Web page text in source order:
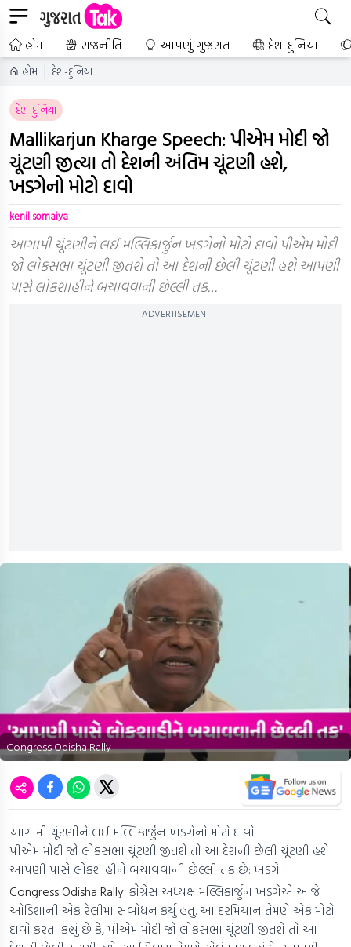
હોમ રાજનીતિ આપણું ગુજરાત દેશ-દુનિયા
હોમ દેશ-દુનિયા
દેશ-દુનિયા
Mallikarjun Kharge Speech: પીએમ મોદી જો
ચૂંટણી જીત્યા તો દેશની અંતિમ ચૂંટણી હશે,
ખડગેનો મોટો દાવો
kenil somaiya
આગામી ચૂંટણીને લઈ મલ્લિકાર્જુન ખડગેનો મોટો દાવો પીએમ મોદી
જો લોકસભા ચૂંટણી જીતશે તો આ દેશની છેલી ચૂંટણી હશે આપણી
પાસે લોકશાહીને બચાવવાની છેલ્લી તક…
ADVERTISEMENT
Congress Odisha Rally
આગામી ચૂંટણીને લઈ મલ્લિકાર્જુન ખડગેનો મોટો દાવો
પીએમ મોદી જો લોકસભા ચૂંટણી જીતશે તો આ દેશની છેલી ચૂંટણી હશે
આપણી પાસે લોકશાહીને બચાવવાની છેલ્લી તક છે: ખડગે
Congress Odisha Rally: કોંગ્રેસ અધ્યક્ષ મલ્લિકાર્જુન ખડગેએ આજે
ઓડિશાની એક રેલીમાં સંબોધન કર્યું હતુ. આ દરમિયાન તેમણે એક મોટો
દાવો કરતાં કહ્યું છે કે, પીએમ મોદી જો લોકસભા ચૂંટણી જીતશે તો આ